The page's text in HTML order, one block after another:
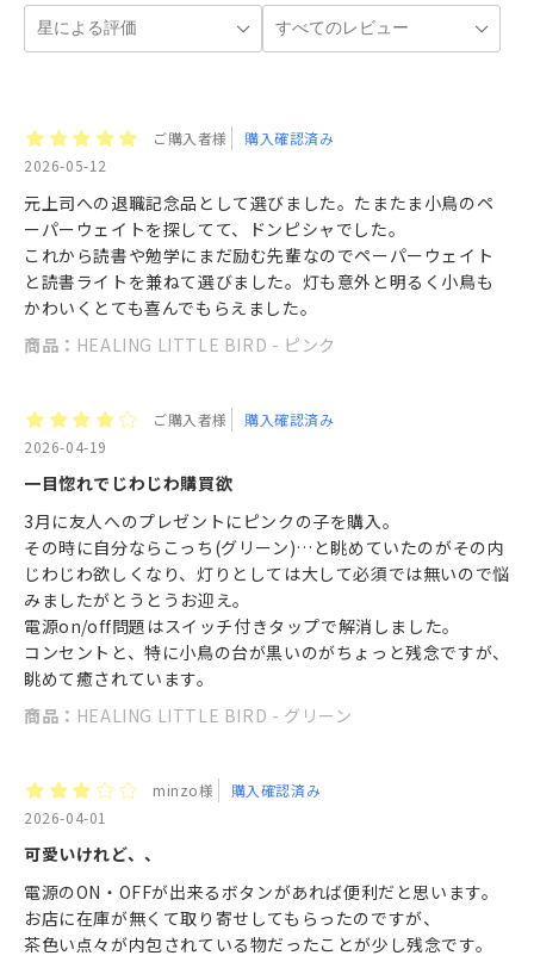
ご購入者様
購入確認済み
2026-05-12
元上司への退職記念品として選びました。たまたま小鳥のペ
ーパーウェイトを探してて、ドンピシャでした。
これから読書や勉学にまだ励む先輩なのでペーパーウェイト
と読書ライトを兼ねて選びました。灯も意外と明るく小鳥も
かわいくとても喜んでもらえました。
商品： HEALING LITTLE BIRD - ピンク
ご購入者様
購入確認済み
2026-04-19
一目惚れでじわじわ購買欲
3月に友人へのプレゼントにピンクの子を購入。
その時に自分ならこっち(グリーン)…と眺めていたのがその内
じわじわ欲しくなり、灯りとしては大して必須では無いので悩
みましたがとうとうお迎え。
電源on/off問題はスイッチ付きタップで解消しました。
コンセントと、特に小鳥の台が黒いのがちょっと残念ですが、
眺めて癒されています。
商品： HEALING LITTLE BIRD - グリーン
minzo様
購入確認済み
2026-04-01
可愛いけれど、、
電源のON・OFFが出来るボタンがあれば便利だと思います。
お店に在庫が無くて取り寄せしてもらったのですが、
茶色い点々が内包されている物だったことが少し残念です。